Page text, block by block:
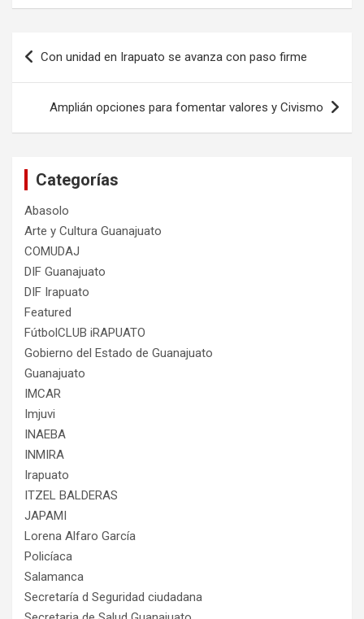
Navegación
de
entradas
Con unidad en Irapuato se avanza con paso firme
Amplián opciones para fomentar valores y Civismo
Categorías
Abasolo
Arte y Cultura Guanajuato
COMUDAJ
DIF Guanajuato
DIF Irapuato
Featured
FútbolCLUB iRAPUATO
Gobierno del Estado de Guanajuato
Guanajuato
IMCAR
Imjuvi
INAEBA
INMIRA
Irapuato
ITZEL BALDERAS
JAPAMI
Lorena Alfaro García
Policíaca
Salamanca
Secretaría d Seguridad ciudadana